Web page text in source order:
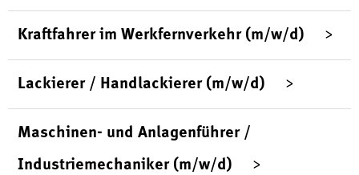
Kraftfahrer im Werkfernverkehr (m/w/d)
Lackierer / Handlackierer (m/w/d)
Maschinen- und Anlagenführer /
Industriemechaniker (m/w/d)